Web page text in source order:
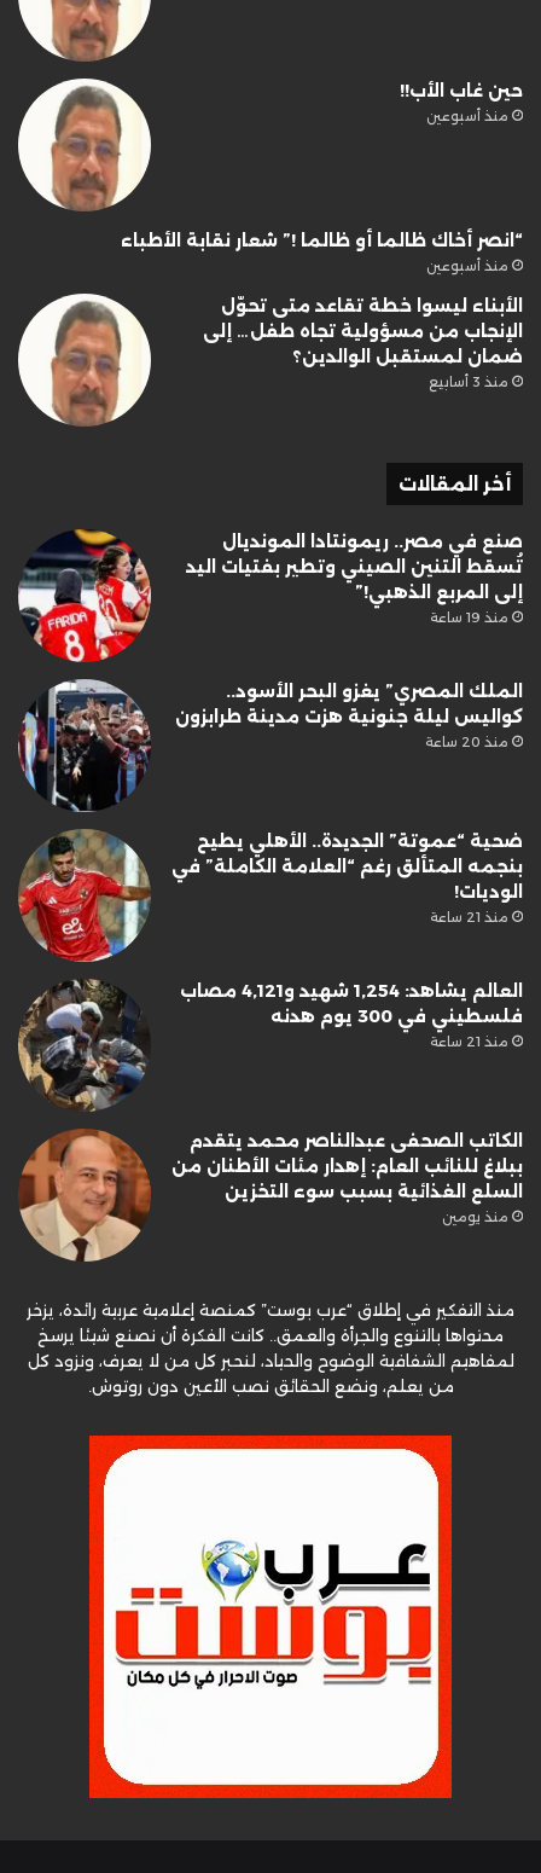
حين غاب الأب!!
منذ أسبوعين
“انصر أخاك ظالما أو ظالما !” شعار نقابة الأطباء
منذ أسبوعين
الأبناء ليسوا خطة تقاعد متى تحوّل
الإنجاب من مسؤولية تجاه طفل… إلى
ضمان لمستقبل الوالدين؟
منذ 3 أسابيع
أخر المقالات
صنع في مصر.. ريمونتادا المونديال
تُسقط التنين الصيني وتطير بفتيات اليد
إلى المربع الذهبي!”
منذ 19 ساعة
الملك المصري” يغزو البحر الأسود..
كواليس ليلة جنونية هزت مدينة طرابزون
منذ 20 ساعة
ضحية “عموتة” الجديدة.. الأهلي يطيح
بنجمه المتألق رغم “العلامة الكاملة” في
الوديات!
منذ 21 ساعة
العالم يشاهد: 1,254 شهيد و4,121 مصاب
فلسطيني في 300 يوم هدنه
منذ 21 ساعة
الكاتب الصحفى عبدالناصر محمد يتقدم
ببلاغ للنائب العام: إهدار مئات الأطنان من
السلع الغذائية بسبب سوء التخزين
منذ يومين
منذ التفكير في إطلاق “عرب بوست” كمنصة إعلامية عربية رائدة، يزخر
محتواها بالتنوع والجرأة والعمق.. كانت الفكرة أن نصنع شيئا يرسخ
لمفاهيم الشفافية الوضوح والحياد، لنحبر كل من لا يعرف، ونزود كل
من يعلم، ونضع الحقائق نصب الأعين دون روتوش.